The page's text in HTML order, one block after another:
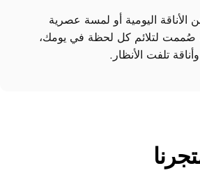
اليومية أو لمسة عصرية
صُممت لتلائم كل لحظة في يومك،
تلفت الأنظار.